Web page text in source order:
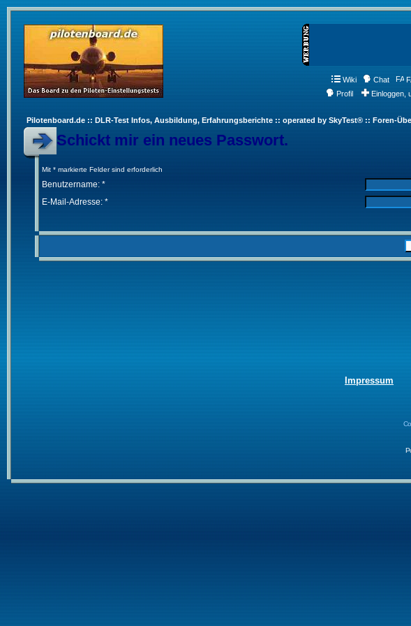
Wiki Chat
Profil
Einloggen,
Pilotenboard.de :: DLR-Test Infos, Ausbildung, Erfahrungsberichte :: operated by SkyTest® :: Foren-
Schickt mir ein neues Passwort.
Mit * markierte Felder sind erforderlich
Benutzername: *
E-Mail-Adresse: *
Impressum